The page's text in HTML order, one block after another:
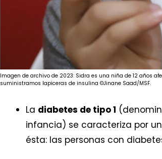
Imagen de archivo de 2023: Sidra es una niña de 12 años
suministramos lapiceras de insulina ©Jinane Saad/MSF.
La diabetes de tipo 1
infancia) se caracteriza por
ésta: las personas con